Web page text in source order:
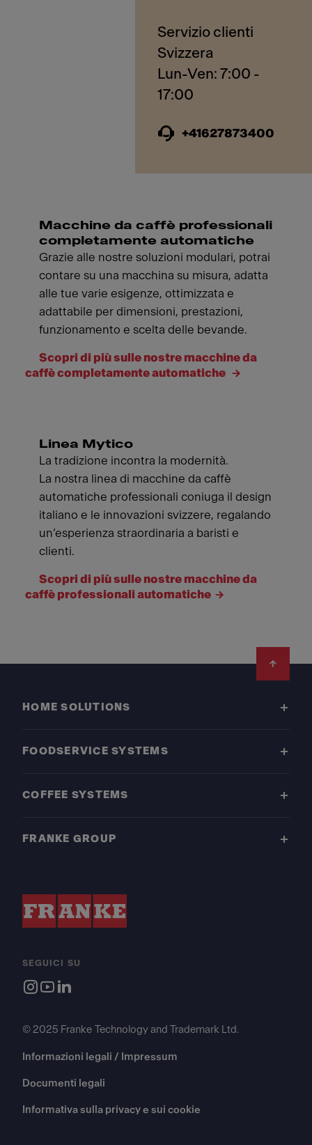
Servizio clienti
Svizzera
Lun-Ven: 7:00 -
+41627873400
Macchine da caffè professionali
completamente automatiche
Grazie alle nostre soluzioni modulari, potrai
contare su una macchina su misura, adatta
alle tue varie esigenze, ottimizzata e
adattabile per dimensioni, prestazioni,
funzionamento e scelta delle bevande.
Scopri di più sulle nostre macchine da
caffè completamente automatiche
Linea Mytico
La tradizione incontra la modernità.
La nostra linea di macchine da caffè
automatiche professionali coniuga il design
italiano e le innovazioni svizzere, regalando
un’esperienza straordinaria a baristi e
clienti.
Scopri di più sulle nostre macchine da
caffè professionali automatiche
HOME SOLUTIONS
FOODSERVICE SYSTEMS
COFFEE SYSTEMS
FRANKE GROUP
SEGUICI SU
© 2025 Franke Technology and Trademark Ltd.
Informazioni legali / Impressum
Documenti legali
Informativa sulla privacy e sui cookie